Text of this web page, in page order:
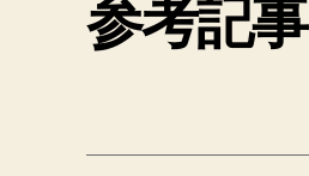
参考記事